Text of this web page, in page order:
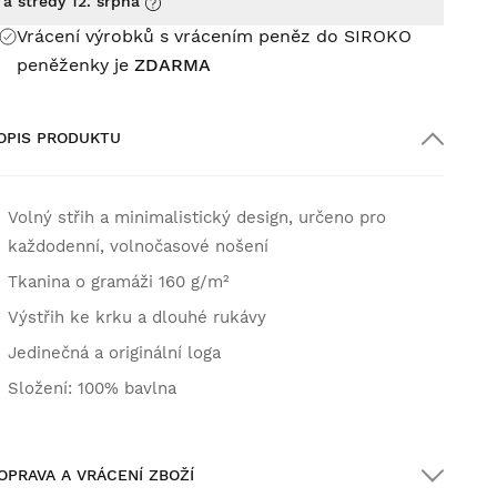
Vrácení výrobků s vrácením peněz do SIROKO
peněženky jeZDARMA
PRODUKTU
Volný střih a minimalistický design, určeno pro
každodenní, volnočasové nošení
Tkanina o gramáži 160 g/m²
Výstřih ke krku a dlouhé rukávy
Jedinečná a originální loga
Složení: 100% bavlna
A VRÁCENÍ ZBOŽÍ